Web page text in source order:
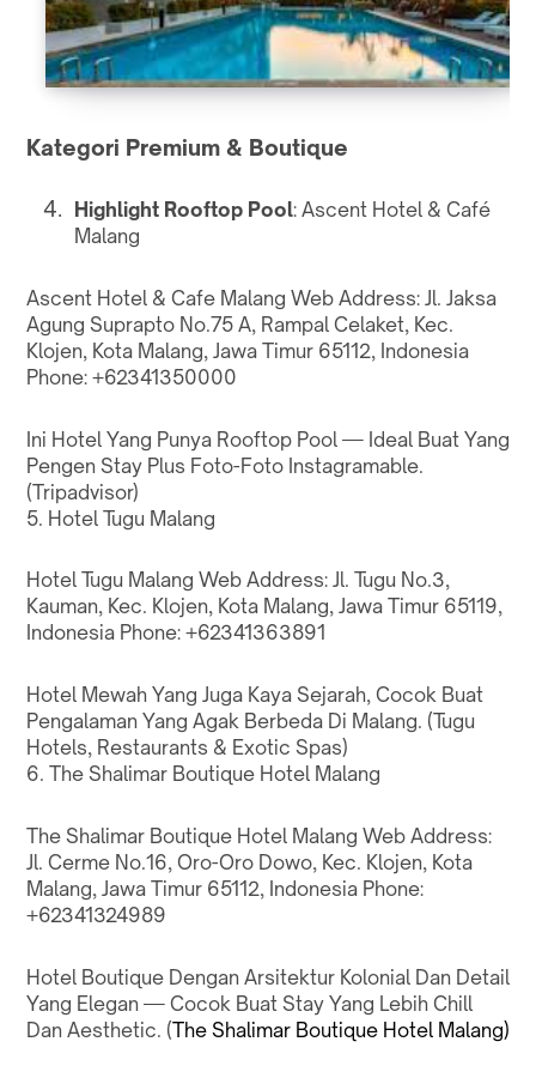
Kategori Premium & Boutique
Highlight Rooftop Pool: Ascent Hotel & Café
Malang
Ascent Hotel & Cafe Malang Web Address: Jl. Jaksa
Agung Suprapto No.75 A, Rampal Celaket, Kec.
Klojen, Kota Malang, Jawa Timur 65112, Indonesia
Phone: +62341350000
Ini Hotel Yang Punya Rooftop Pool — Ideal Buat Yang
Pengen Stay Plus Foto-Foto Instagramable.
(Tripadvisor)
5. Hotel Tugu Malang
Hotel Tugu Malang Web Address: Jl. Tugu No.3,
Kauman, Kec. Klojen, Kota Malang, Jawa Timur 65119,
Indonesia Phone: +62341363891
Hotel Mewah Yang Juga Kaya Sejarah, Cocok Buat
Pengalaman Yang Agak Berbeda Di Malang. (Tugu
Hotels, Restaurants & Exotic Spas)
6. The Shalimar Boutique Hotel Malang
The Shalimar Boutique Hotel Malang Web Address:
Jl. Cerme No.16, Oro-Oro Dowo, Kec. Klojen, Kota
Malang, Jawa Timur 65112, Indonesia Phone:
+62341324989
Hotel Boutique Dengan Arsitektur Kolonial Dan Detail
Yang Elegan — Cocok Buat Stay Yang Lebih Chill
Dan Aesthetic. (The Shalimar Boutique Hotel Malang)